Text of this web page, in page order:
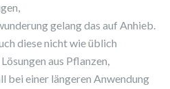
gelang das auf Anhieb.
diese nicht wie üblich
aus Pflanzen,
bei einer längeren Anwendung